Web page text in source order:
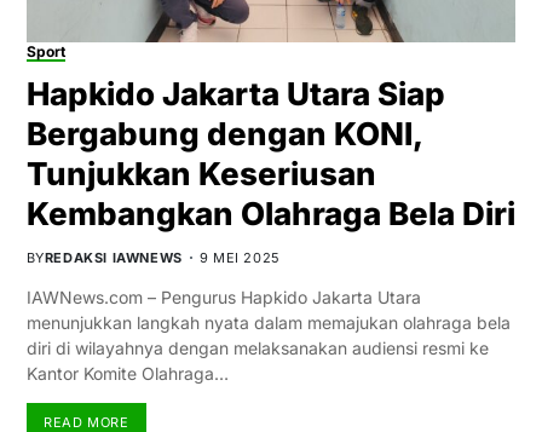
Sport
Hapkido Jakarta Utara Siap
Bergabung dengan KONI,
Tunjukkan Keseriusan
Kembangkan Olahraga Bela Diri
BYREDAKSI IAWNEWS 9 MEI 2025
IAWNews.com – Pengurus Hapkido Jakarta Utara
menunjukkan langkah nyata dalam memajukan olahraga bela
diri di wilayahnya dengan melaksanakan audiensi resmi ke
Kantor Komite Olahraga…
READ MORE